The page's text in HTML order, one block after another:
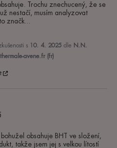
Trochu znechucený, že se
nestačí, musím analyzovat
značk
s 10. 4. 2025 dle N.N.
avene.fr (fr)
obsahuje BHT ve složení,
takže jsem jej s velkou lítostí